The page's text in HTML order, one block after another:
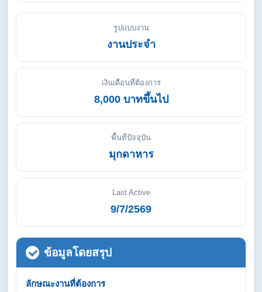
รูปแบบงาน
งานประจำ
เงินเดือนที่ต้องการ
8,000 บาทขึ้นไป
พื้นที่ปัจจุบัน
มุกดาหาร
Last Active
9/7/2569
ข้อมูลโดยสรุป
ลักษณะงานที่ต้องการ